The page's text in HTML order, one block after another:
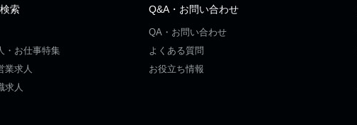
索
・お仕事特集
業求人
求人
Q&A・お問い合わせ
QA・お問い合わせ
よくある質問
お役立ち情報